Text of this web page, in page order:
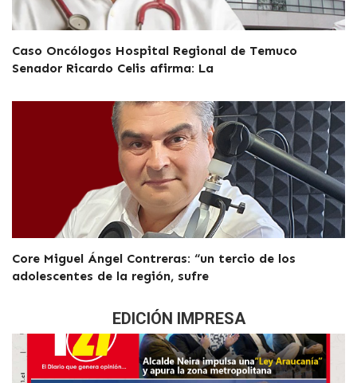
Caso Oncólogos Hospital Regional de Temuco
Senador Ricardo Celis afirma: La
Core Miguel Ángel Contreras: “un tercio de los
adolescentes de la región, sufre
EDICIÓN IMPRESA